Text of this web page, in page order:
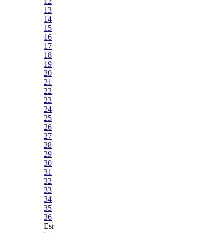
13
14
15
16
17
18
19
20
21
22
23
24
25
26
27
28
29
30
31
32
33
34
35
36
Esr